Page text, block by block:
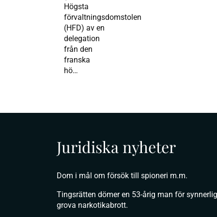
Högsta
förvaltningsdomstolen
(HFD) av en
delegation
från den
franska
hö…
Juridiska nyheter
Dom i mål om försök till spioneri m.m.
Tingsrätten dömer en 53-årig man för
grova narkotikabrott.